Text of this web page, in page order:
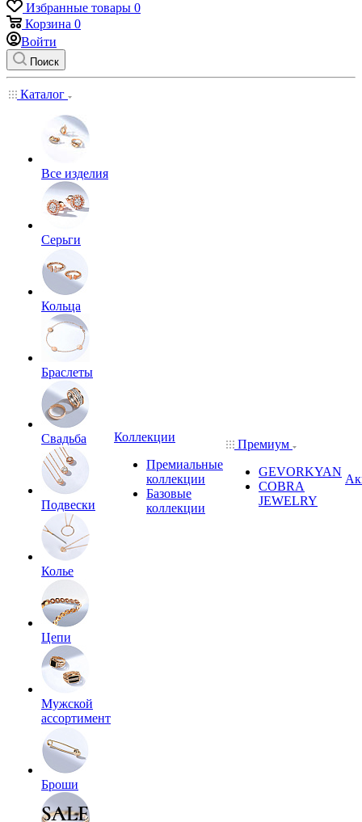
Избранные товары 0
Корзина 0
Войти
Поиск
Каталог
Все изделия
Серьги
Кольца
Браслеты
Свадьба
Подвески
Колье
Цепи
Мужской
ассортимент
Броши
Коллекции
Премиальные
коллекции
Базовые
коллекции
Премиум
GEVORKYAN
COBRA
JEWELRY